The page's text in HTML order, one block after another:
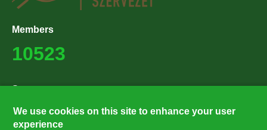
Members
10523
Supporters
27224
We use cookies on this site to enhance your user
experience